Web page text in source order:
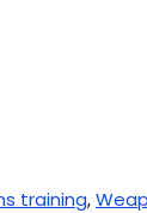
training,